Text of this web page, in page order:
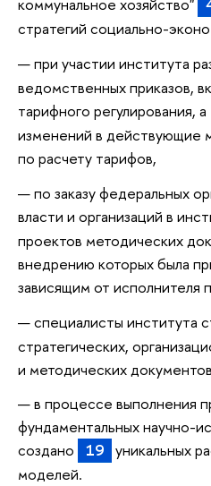
коммунальное хозяйство"
стратегий социально-
при участии института
ведомственных приказов,
тарифного регулирования,
изменений в действующие
по расчету тарифов,
по заказу федеральных
власти и организаций в
проектов методических
внедрению которых была
зависящим от исполнителя
специалисты института
стратегических,
и методических
в процессе выполнения
фундаментальных научно-
создано
19 уникальных
моделей.